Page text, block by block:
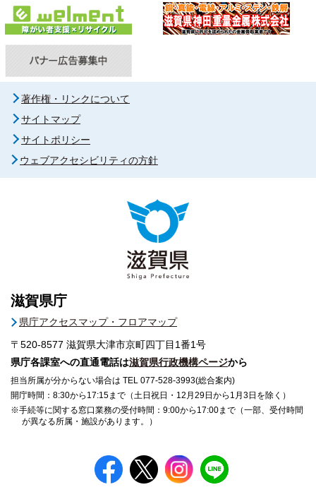
著作権・リンクについて
サイトマップ
サイトポリシー
ウェブアクセシビリティの方針
滋賀県庁
県庁アクセスマップ・フロアマップ
〒520-8577 滋賀県大津市京町四丁目1番1号
県庁各課室への直通電話は滋賀県行政機構ページから
担当所属が分からない場合は TEL 077-528-3993(総合案内)
開庁時間：8:30から17:15まで（土日祝日・12月29日から1月3日を除く）
※手続等に関する窓口業務の受付時間：9:00から17:00まで（一部、受付時間
が異なる所属・施設があります。）